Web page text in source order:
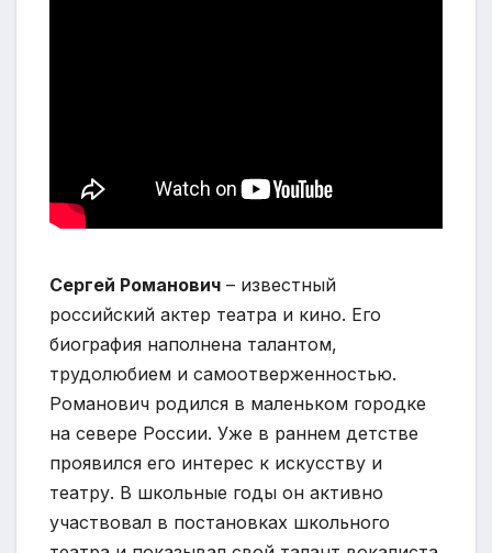
Сергей Романович – известный
российский актер театра и кино. Его
биография наполнена талантом,
трудолюбием и самоотверженностью.
Романович родился в маленьком городке
на севере России. Уже в раннем детстве
проявился его интерес к искусству и
театру. В школьные годы он активно
участвовал в постановках школьного